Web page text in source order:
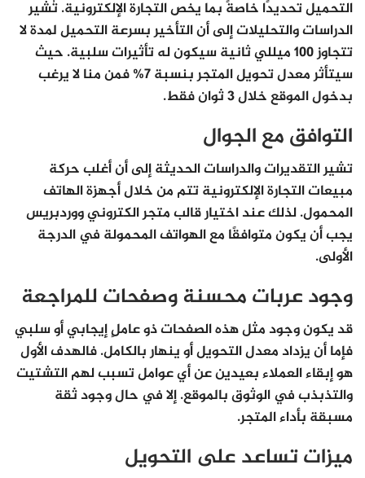
التحميل تحديدًا خاصةً بما يخص التجارة الإلكترونية. تُشير
الدراسات والتحليلات إلى أن التأخير بسرعة التحميل لمدة لا
تتجاوز 100 ميللي ثانية سيكون له تأثيرات سلبية. حيث
سيتأثر معدل تحويل المتجر بنسبة 7% فمن منا لا يرغب
بدخول الموقع خلال 3 ثوان فقط.
التوافق مع الجوال
تشير التقديرات والدراسات الحديثة إلى أن أغلب حركة
مبيعات التجارة الإلكترونية تتم من خلال أجهزة الهاتف
المحمول. لذلك عند اختيار قالب متجر الكتروني ووردبريس
يجب أن يكون متوافقًا مع الهواتف المحمولة في الدرجة
الأولى.
وجود عربات محسنة وصفحات للمراجعة
قد يكون وجود مثل هذه الصفحات ذو عاملٍ إيجابي أو سلبي
فإما أن يزداد معدل التحويل أو ينهار بالكامل. فالهدف الأول
هو إبقاء العملاء بعيدين عن أي عوامل تسبب لهم التشتيت
والتذبذب في الوثوق بالموقع. إلا في حال وجود ثقة
مسبقة بأداء المتجر.
ميزات تساعد على التحويل